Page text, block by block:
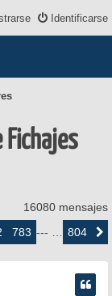
Identificarse
Fichajes
16080 mensajes
783 --- … 804